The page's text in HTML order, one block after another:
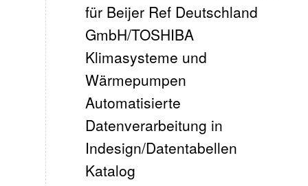
für Beijer Ref Deutschland
GmbH/TOSHIBA
Klimasysteme und
Wärmepumpen
Automatisierte
Datenverarbeitung in
Indesign/Datentabellen
Katalog